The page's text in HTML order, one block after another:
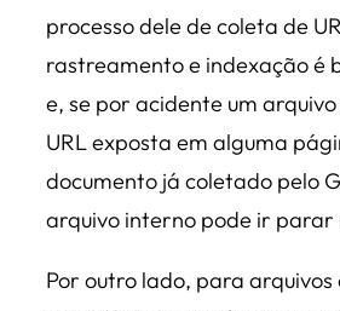
processo dele de coleta de
rastreamento e indexação é
e, se por acidente um
URL exposta em alguma
documento já coletado pelo
arquivo interno pode ir parar
Por outro lado, para